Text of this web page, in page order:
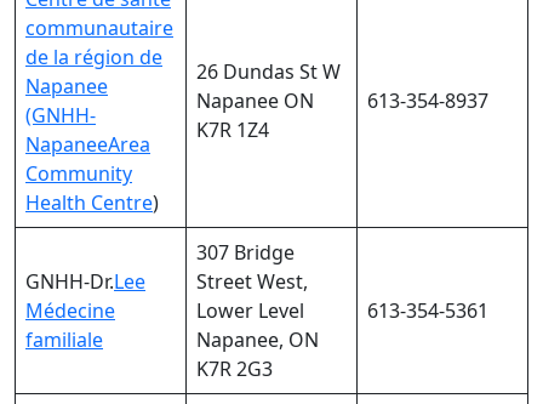
communautaire
de la région de
Napanee
(GNHH-
NapaneeArea
Community
Health Centre)
26 Dundas St W
Napanee ON
K7R 1Z4
613-354-8937
GNHH-Dr.Lee
Médecine
familiale
307 Bridge
Street West,
Lower Level
Napanee, ON
K7R 2G3
613-354-5361